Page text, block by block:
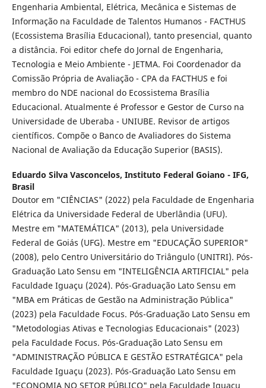
Engenharia Ambiental, Elétrica, Mecânica e Sistemas de
Informação na Faculdade de Talentos Humanos - FACTHUS
(Ecossistema Brasília Educacional), tanto presencial, quanto
a distância. Foi editor chefe do Jornal de Engenharia,
Tecnologia e Meio Ambiente - JETMA. Foi Coordenador da
Comissão Própria de Avaliação - CPA da FACTHUS e foi
membro do NDE nacional do Ecossistema Brasília
Educacional. Atualmente é Professor e Gestor de Curso na
Universidade de Uberaba - UNIUBE. Revisor de artigos
científicos. Compõe o Banco de Avaliadores do Sistema
Nacional de Avaliação da Educação Superior (BASIS).
Eduardo Silva Vasconcelos, Instituto Federal Goiano - IFG,
Brasil
Doutor em "CIÊNCIAS" (2022) pela Faculdade de Engenharia
Elétrica da Universidade Federal de Uberlândia (UFU).
Mestre em "MATEMÁTICA" (2013), pela Universidade
Federal de Goiás (UFG). Mestre em "EDUCAÇÃO SUPERIOR"
(2008), pelo Centro Universitário do Triângulo (UNITRI). Pós-
Graduação Lato Sensu em "INTELIGÊNCIA ARTIFICIAL" pela
Faculdade Iguaçu (2024). Pós-Graduação Lato Sensu em
"MBA em Práticas de Gestão na Administração Pública"
(2023) pela Faculdade Focus. Pós-Graduação Lato Sensu em
"Metodologias Ativas e Tecnologias Educacionais" (2023)
pela Faculdade Focus. Pós-Graduação Lato Sensu em
"ADMINISTRAÇÃO PÚBLICA E GESTÃO ESTRATÉGICA" pela
Faculdade Iguaçu (2023). Pós-Graduação Lato Sensu em
"ECONOMIA NO SETOR PÚBLICO" pela Faculdade Iguaçu